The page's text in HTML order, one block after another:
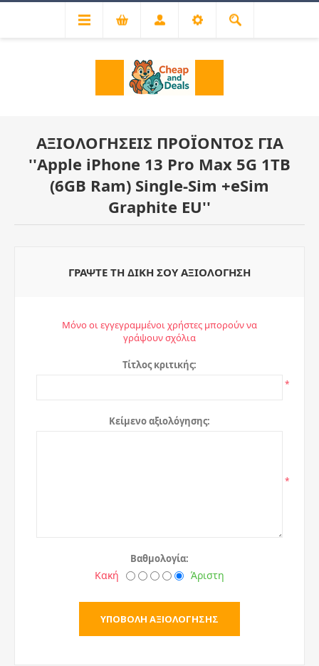
ΑΞΙΟΛΟΓΉΣΕΙΣ ΠΡΟΪΌΝΤΟΣ ΓΙΑ
Apple iPhone 13 Pro Max 5G 1ΤΒ
(6GB Ram) Single-Sim +eSim
Graphite EU
ΓΡΆΨΤΕ ΤΗ ΔΙΚΉ ΣΟΥ ΑΞΙΟΛΌΓΗΣΗ
Μόνο οι εγγεγραμμένοι χρήστες μπορούν να
γράψουν σχόλια
Τίτλος κριτικής:
*
Κείμενο αξιολόγησης:
*
Βαθμολογία:
Κακή Άριστη